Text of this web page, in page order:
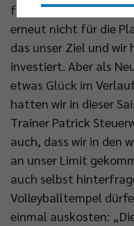
für den Deutschen
erneut nicht für die
das unser Ziel und
investiert. Aber als
etwas Glück im
hatten wir in dieser
Trainer Patrick
auch, dass wir in den
an unser Limit
auch selbst
Volleyballtempel
einmal auskosten:
Nur